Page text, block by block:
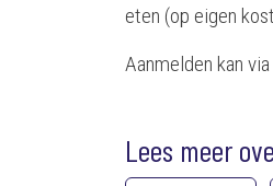
eten (op eigen
Aanmelden kan
Lees meer